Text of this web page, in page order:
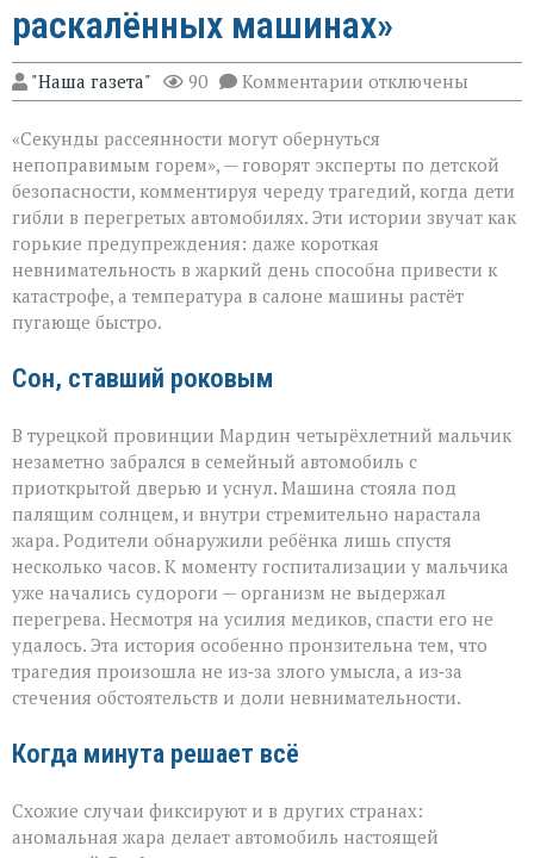
раскалённых машинах»
"Наша газета" 90 Комментарии к
записи
не
прощает
невнимательности:
трагедии
в
раскалённых
машинах»
отключены
«Секунды рассеянности могут обернуться
непоправимым горем», — говорят эксперты по детской
безопасности, комментируя череду трагедий, когда дети
гибли в перегретых автомобилях. Эти истории звучат как
горькие предупреждения: даже короткая
невнимательность в жаркий день способна привести к
катастрофе, а температура в салоне машины растёт
пугающе быстро.
Сон, ставший роковым
В турецкой провинции Мардин четырёхлетний мальчик
незаметно забрался в семейный автомобиль с
приоткрытой дверью и уснул. Машина стояла под
палящим солнцем, и внутри стремительно нарастала
жара. Родители обнаружили ребёнка лишь спустя
несколько часов. К моменту госпитализации у мальчика
уже начались судороги — организм не выдержал
перегрева. Несмотря на усилия медиков, спасти его не
удалось. Эта история особенно пронзительна тем, что
трагедия произошла не из‑за злого умысла, а из‑за
стечения обстоятельств и доли невнимательности.
Когда минута решает всё
Схожие случаи фиксируют и в других странах:
аномальная жара делает автомобиль настоящей